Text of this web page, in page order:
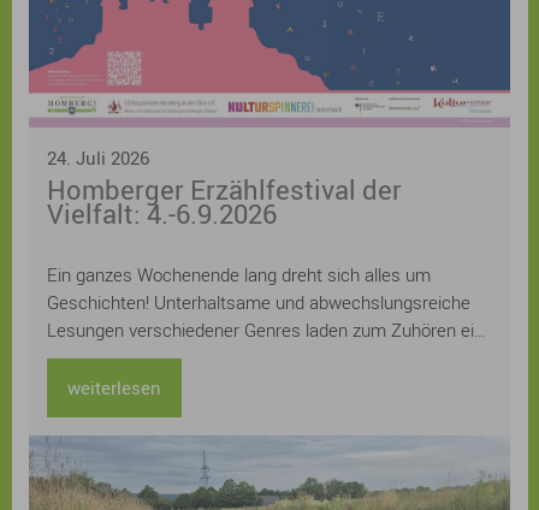
24. Juli 2026
Homberger Erzählfestival der
Vielfalt: 4.-6.9.2026
Ein ganzes Wochenende lang dreht sich alles um
Geschichten! Unterhaltsame und abwechslungsreiche
Lesungen verschiedener Genres laden zum Zuhören ein:
Kerstin Gier, Kathrin Lange, Judith Hoersch, Sven
Gerhardt, Lucinde Hutzenlaub, Ursula Kollritsch und
Stefan Kuhlmann und Uwe Henkhaus lesen aus ihren
neuesten Büchern, Workshops zu den Themen
Kreatives Schreiben, Drucken, Gestalten von
Buchschnitten und zur Verbindung von Erzählen in Wort
weiterlesen